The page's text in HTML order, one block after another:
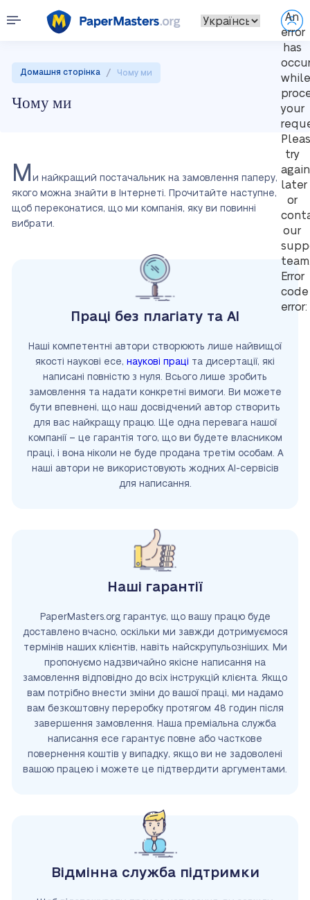
An
error
has
while
your
try
again
later
or
our
Error
code
error:
Домашня сторінка / Чому ми
Чому ми
М и найкращий постачальник на замовлення паперу,
якого можна знайти в Інтернеті. Прочитайте наступне,
щоб переконатися, що ми компанія, яку ви повинні
вибрати.
Праці без плагіату та AI
Наші компетентні автори створюють лише найвищої
якості наукові есе, наукові праці та дисертації, які
написані повністю з нуля. Всього лише зробить
замовлення та надати конкретні вимоги. Ви можете
бути впевнені, що наш досвідчений автор створить
для вас найкращу працю. Ще одна перевага нашої
компанії – це гарантія того, що ви будете власником
праці, і вона ніколи не буде продана третім особам. А
наші автори не використовують жодних AI-сервісів
для написання.
Наші гарантії
PaperMasters.org гарантує, що вашу працю буде
доставлено вчасно, оскільки ми завжди дотримуємося
термінів наших клієнтів, навіть найскрупульозніших. Ми
пропонуємо надзвичайно якісне написання на
замовлення відповідно до всіх інструкцій клієнта. Якщо
вам потрібно внести зміни до вашої праці, ми надамо
вам безкоштовну переробку протягом 48 годин після
завершення замовлення. Наша преміальна служба
написання есе гарантує повне або часткове
повернення коштів у випадку, якщо ви не задоволені
вашою працею і можете це підтвердити аргументами.
Відмінна служба підтримки